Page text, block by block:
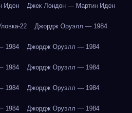
Иден Джек Лондон — Мартин Иден
22 Джордж Оруэлл — 1984
1984 Джордж Оруэлл — 1984
1984 Джордж Оруэлл — 1984
1984 Джордж Оруэлл — 1984
1984 Джордж Оруэлл — 1984